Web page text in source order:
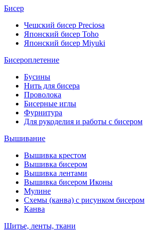
Бисер
Чешский бисер Preciosa
Японский бисер Toho
Японский бисер Miyuki
Бисероплетение
Бусины
Нить для бисера
Проволока
Бисерные иглы
Фурнитура
Для рукоделия и работы с бисером
Вышивание
Вышивка крестом
Вышивка бисером
Вышивка лентами
Вышивка бисером Иконы
Мулине
Схемы (канва) с рисунком бисером
Канва
Шитье, ленты, ткани